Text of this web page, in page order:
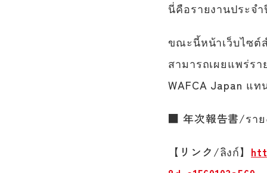
นี่คือรายงานประจำ
ขณะนี้หน้าเว็บไซต์
สามารถเผยแพร่ร
WAFCA Japan แท
■ 年次報告書/รา
【リンク/ลิงก์】